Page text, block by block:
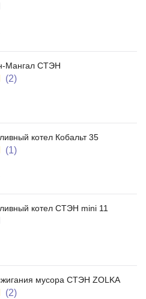
Мангал СТЭН
(2)
котел Кобальт 35
(1)
котел СТЭН mini 11
мусора СТЭН ZOLKA
(2)